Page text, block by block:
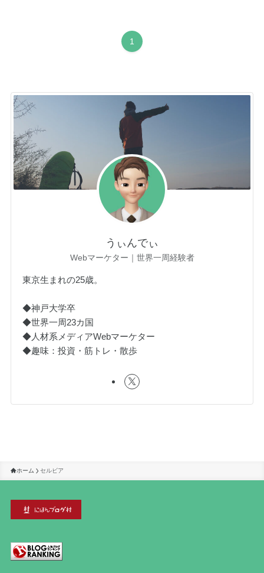
1
うぃんでぃ
Webマーケター｜世界一周経験者
東京生まれの25歳。
◆神戸大学卒
◆世界一周23カ国
◆人材系メディアWebマーケター
◆趣味：投資・筋トレ・散歩
ホーム セルビア